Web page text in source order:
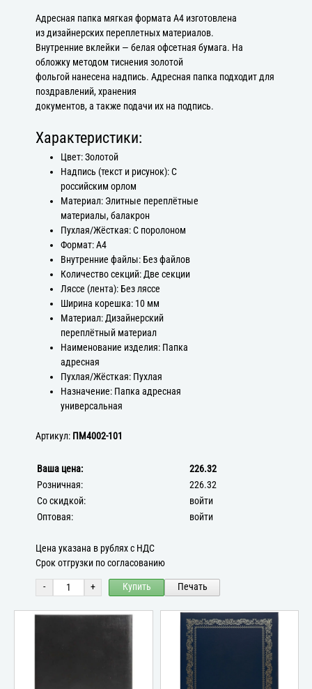
Адресная папка мягкая формата А4 изготовлена
из дизайнерских переплетных материалов.
Внутренние вклейки — белая офсетная бумага. На
обложку методом тиснения золотой
фольгой нанесена надпись. Адресная папка подходит для
поздравлений, хранения
документов, а также подачи их на подпись.
Характеристики:
Цвет: Золотой
Надпись (текст и рисунок): С
российским орлом
Материал: Элитные переплётные
материалы, балакрон
Пухлая/Жёсткая: С поролоном
Формат: А4
Внутренние файлы: Без файлов
Количество секций: Две секции
Ляссе (лента): Без ляссе
Ширина корешка: 10 мм
Материал: Дизайнерский
переплётный материал
Наименование изделия: Папка
адресная
Пухлая/Жёсткая: Пухлая
Назначение: Папка адресная
универсальная
Артикул: ПМ4002-101
Ваша цена:
226.32
Розничная:
226.32
Со скидкой:
войти
Оптовая:
войти
Цена указана в рублях с НДС
Срок отгрузки по согласованию
- + Купить Печать